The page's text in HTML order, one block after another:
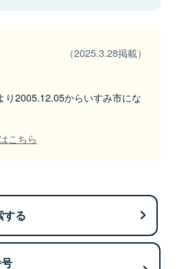
（2025.3.28掲載）
り2005.12.05からいすみ市にな
こちら
する